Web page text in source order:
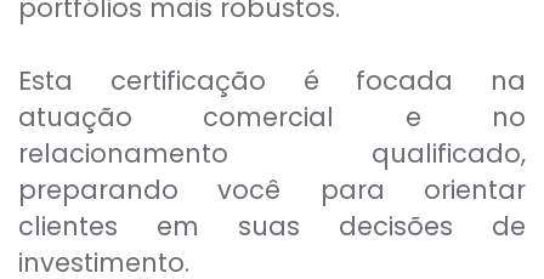
portfólios mais robustos.
Esta certificação é focada na
atuação comercial e no
relacionamento qualificado,
preparando você para orientar
clientes em suas decisões de
investimento.